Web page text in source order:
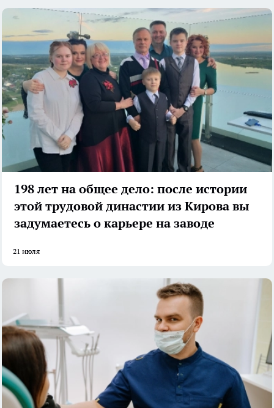
198 лет на общее дело: после истории
этой трудовой династии из Кирова вы
задумаетесь о карьере на заводе
21 июля